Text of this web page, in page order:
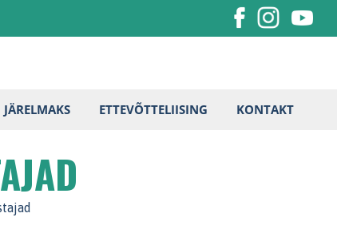
JÄRELMAKS ETTEVÕTTELIISING KONTAKT